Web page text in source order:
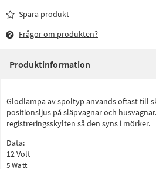
Spara produkt
Frågor om produkten?
Produktinformation
Glödlampa av spoltyp används oftast till
positionsljus på släpvagnar och
registreringsskylten så den syns i mörker.
Data:
12 Volt
5 Watt